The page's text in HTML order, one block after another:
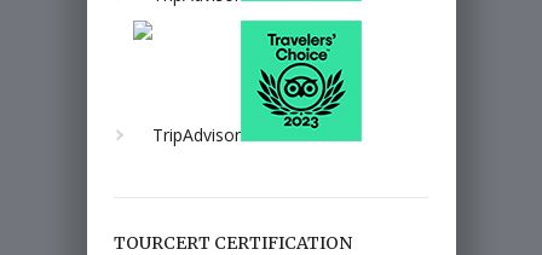
TOURCERT CERTIFICATION